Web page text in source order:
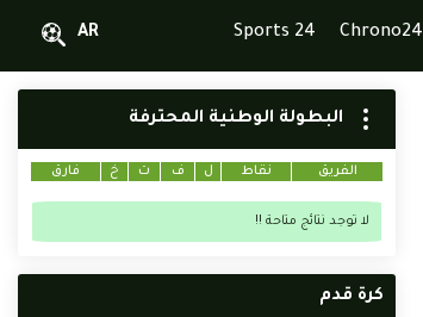
Chrono24
Sports 24
AR
البطولة الوطنية المحترفة
الفريق نقاط ل ف ت خ فارق
لا توجد نتائج متاحة !!
كرة قدم